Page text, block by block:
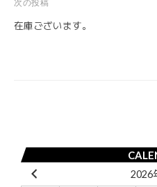
ビ
ン
次の投稿
在庫ございます。
2026